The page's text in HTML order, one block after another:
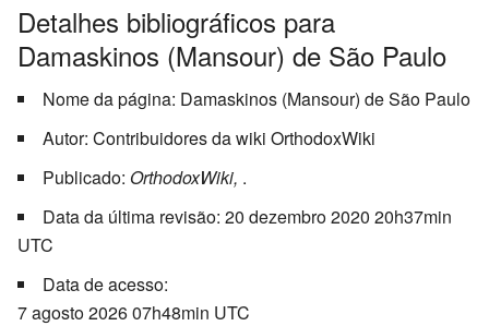
Detalhes bibliográficos para
Damaskinos (Mansour) de São Paulo
Nome da página: Damaskinos (Mansour) de São Paulo
Autor: Contribuidores da wiki OrthodoxWiki
Publicado: OrthodoxWiki, .
Data da última revisão: 20 dezembro 2020 20h37min
UTC
Data de acesso:
7 agosto 2026 07h48min UTC